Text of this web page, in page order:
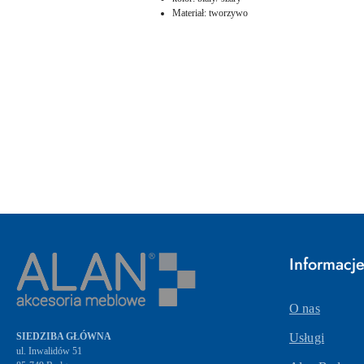
Materiał: tworzywo
SIEDZIBA GŁÓWNA
ul. Inwalidów 51
Informacje
O nas
Usługi